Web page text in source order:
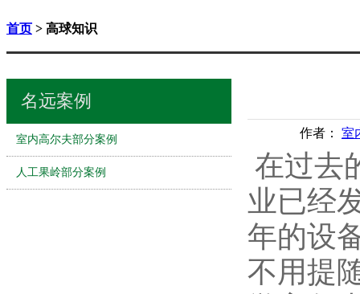
首页 > 高球知识
名远案例
室内高尔夫部分案例
人工果岭部分案例
作者： 室
在过去
业已经
年的设
不用提